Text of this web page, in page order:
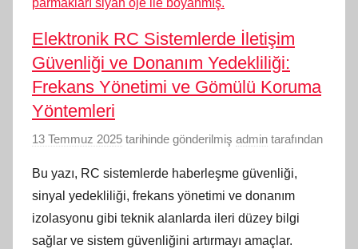
Elektronik RC Sistemlerde İletişim
Güvenliği ve Donanım Yedekliliği:
Frekans Yönetimi ve Gömülü Koruma
Yöntemleri
13 Temmuz 2025 tarihinde gönderilmiş admin tarafından
Bu yazı, RC sistemlerde haberleşme güvenliği,
sinyal yedekliliği, frekans yönetimi ve donanım
izolasyonu gibi teknik alanlarda ileri düzey bilgi
sağlar ve sistem güvenliğini artırmayı amaçlar.